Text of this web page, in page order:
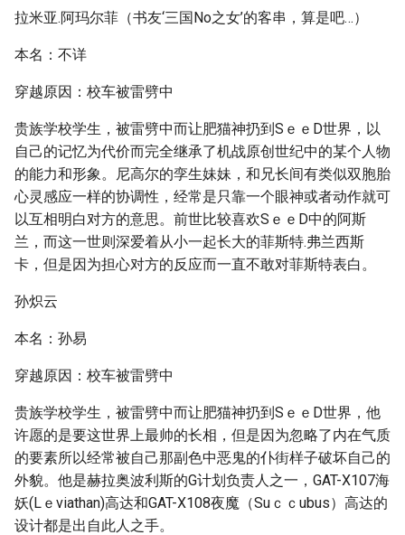
拉米亚.阿玛尔菲（书友‘三国No之女’的客串，算是吧…）
本名：不详
穿越原因：校车被雷劈中
贵族学校学生，被雷劈中而让肥猫神扔到SｅｅD世界，以
自己的记忆为代价而完全继承了机战原创世纪中的某个人物
的能力和形象。尼高尔的孪生妹妹，和兄长间有类似双胞胎
心灵感应一样的协调性，经常是只靠一个眼神或者动作就可
以互相明白对方的意思。前世比较喜欢SｅｅD中的阿斯
兰，而这一世则深爱着从小一起长大的菲斯特.弗兰西斯
卡，但是因为担心对方的反应而一直不敢对菲斯特表白。
孙炽云
本名：孙易
穿越原因：校车被雷劈中
贵族学校学生，被雷劈中而让肥猫神扔到SｅｅD世界，他
许愿的是要这世界上最帅的长相，但是因为忽略了内在气质
的要素所以经常被自己那副色中恶鬼的仆街样子破坏自己的
外貌。他是赫拉奥波利斯的G计划负责人之一，GAT-X107海
妖(Lｅviathan)高达和GAT-X108夜魔（Suｃｃubus）高达的
设计都是出自此人之手。